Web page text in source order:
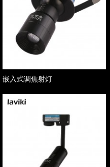
嵌入式调焦射灯